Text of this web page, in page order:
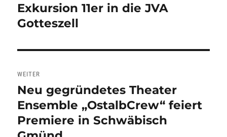
Vorheriger
Beitrag:
Exkursion 11er in die JVA
Gotteszell
WEITER
Nächster
Beitrag:
Neu gegründetes Theater
Ensemble „OstalbCrew“ feiert
Premiere in Schwäbisch